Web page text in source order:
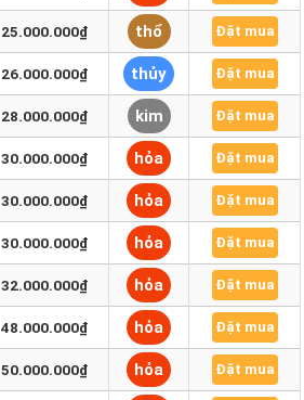
25.000.000₫ thổ Đặt mua
26.000.000₫ thủy Đặt mua
28.000.000₫ kim Đặt mua
30.000.000₫ hỏa Đặt mua
30.000.000₫ hỏa Đặt mua
30.000.000₫ hỏa Đặt mua
32.000.000₫ hỏa Đặt mua
48.000.000₫ hỏa Đặt mua
50.000.000₫ hỏa Đặt mua